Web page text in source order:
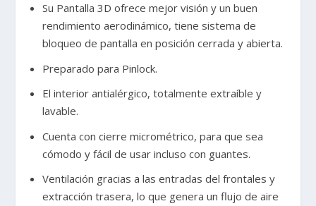
Su Pantalla 3D ofrece mejor visión y un buen
rendimiento aerodinámico, tiene sistema de
bloqueo de pantalla en posición cerrada y abierta.
Preparado para Pinlock.
El interior antialérgico, totalmente extraíble y
lavable.
Cuenta con cierre micrométrico, para que sea
cómodo y fácil de usar incluso con guantes.
Ventilación gracias a las entradas del frontales y
extracción trasera, lo que genera un flujo de aire